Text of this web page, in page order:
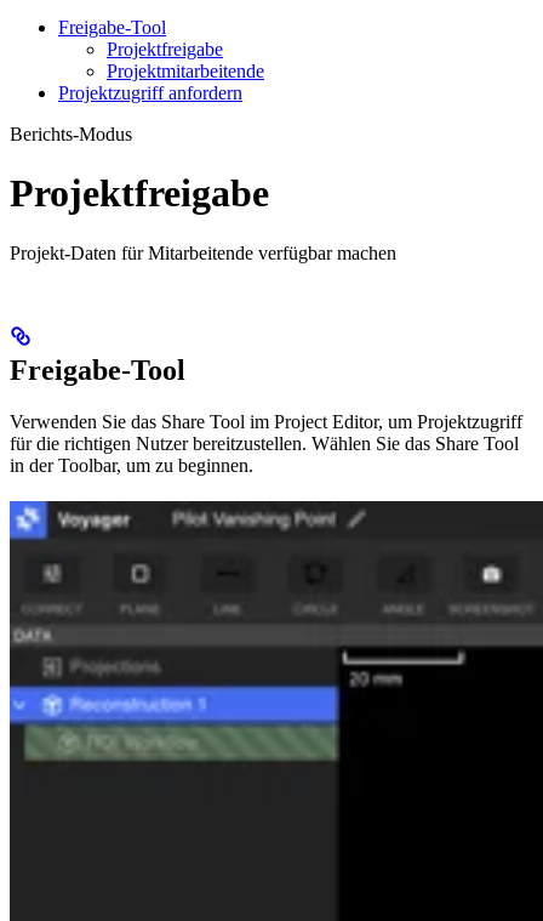
Freigabe-Tool
Projektfreigabe
Projektmitarbeitende
Projektzugriff anfordern
Berichts-Modus
Projektfreigabe
Projekt-Daten für Mitarbeitende verfügbar machen
Freigabe-Tool
Verwenden Sie das Share Tool im Project Editor, um Projektzugriff
für die richtigen Nutzer bereitzustellen. Wählen Sie das Share Tool
in der Toolbar, um zu beginnen.